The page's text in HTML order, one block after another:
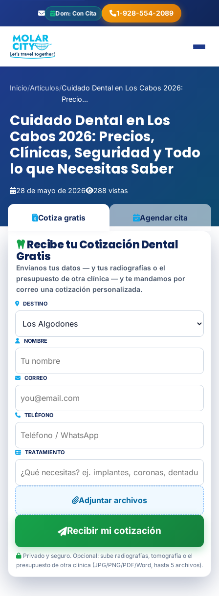
Dom: Con Cita 1-928-554-2089
Inicio/Artículos/Cuidado Dental en Los Cabos 2026:
Precio...
Cuidado Dental en Los
Cabos 2026: Precios,
Clínicas, Seguridad y Todo
lo que Necesitas Saber
28 de mayo de 2026 288 vistas
Cotiza gratis Agendar cita
Recibe tu Cotización Dental
Gratis
Envíanos tus datos — y tus radiografías o el
presupuesto de otra clínica — y te mandamos por
correo una cotización personalizada.
DESTINO
NOMBRE
CORREO
TELÉFONO
TRATAMIENTO
Adjuntar archivos
Recibir mi cotización
Privado y seguro. Opcional: sube radiografías, tomografía o el
presupuesto de otra clínica (JPG/PNG/PDF/Word, hasta 5 archivos).